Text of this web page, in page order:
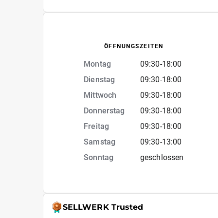
ÖFFNUNGSZEITEN
Montag 09:30-18:00
Dienstag
09:30-18:00
Mittwoch
09:30-18:00
Donnerstag
09:30-18:00
Freitag
09:30-18:00
Samstag
09:30-13:00
Sonntag
geschlossen
SELLWERK Trusted